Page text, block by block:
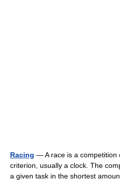
Racing — A race is a competition
criterion, usually a clock. The
a given task in the shortest